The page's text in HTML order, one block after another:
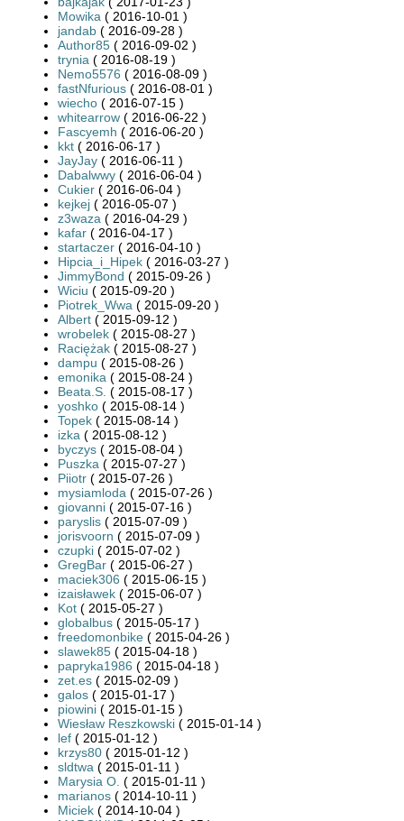
Mowika ( 2016-10-01 )
jandab ( 2016-09-28 )
Author85 ( 2016-09-02 )
trynia ( 2016-08-19 )
Nemo5576 ( 2016-08-09 )
fastNfurious ( 2016-08-01 )
wiecho ( 2016-07-15 )
whitearrow ( 2016-06-22 )
Fascyemh ( 2016-06-20 )
kkt ( 2016-06-17 )
JayJay ( 2016-06-11 )
Dabalwwy ( 2016-06-04 )
Cukier ( 2016-06-04 )
kejkej ( 2016-05-07 )
z3waza ( 2016-04-29 )
kafar ( 2016-04-17 )
startaczer ( 2016-04-10 )
Hipcia_i_Hipek ( 2016-03-27 )
JimmyBond ( 2015-09-26 )
Wiciu ( 2015-09-20 )
Piotrek_Wwa ( 2015-09-20 )
Albert ( 2015-09-12 )
wrobelek ( 2015-08-27 )
Raciężak ( 2015-08-27 )
dampu ( 2015-08-26 )
emonika ( 2015-08-24 )
Beata.S. ( 2015-08-17 )
yoshko ( 2015-08-14 )
Topek ( 2015-08-14 )
izka ( 2015-08-12 )
byczys ( 2015-08-04 )
Puszka ( 2015-07-27 )
Piiotr ( 2015-07-26 )
mysiamloda ( 2015-07-26 )
giovanni ( 2015-07-16 )
paryslis ( 2015-07-09 )
jorisvoorn ( 2015-07-09 )
czupki ( 2015-07-02 )
GregBar ( 2015-06-27 )
maciek306 ( 2015-06-15 )
izaisławek ( 2015-06-07 )
Kot ( 2015-05-27 )
globalbus ( 2015-05-17 )
freedomonbike ( 2015-04-26 )
slawek85 ( 2015-04-18 )
papryka1986 ( 2015-04-18 )
zet.es ( 2015-02-09 )
galos ( 2015-01-17 )
piowini ( 2015-01-15 )
Wiesław Reszkowski ( 2015-01-14 )
lef ( 2015-01-12 )
krzys80 ( 2015-01-12 )
sldtwa ( 2015-01-11 )
Marysia O. ( 2015-01-11 )
marianos ( 2014-10-11 )
Miciek ( 2014-10-04 )